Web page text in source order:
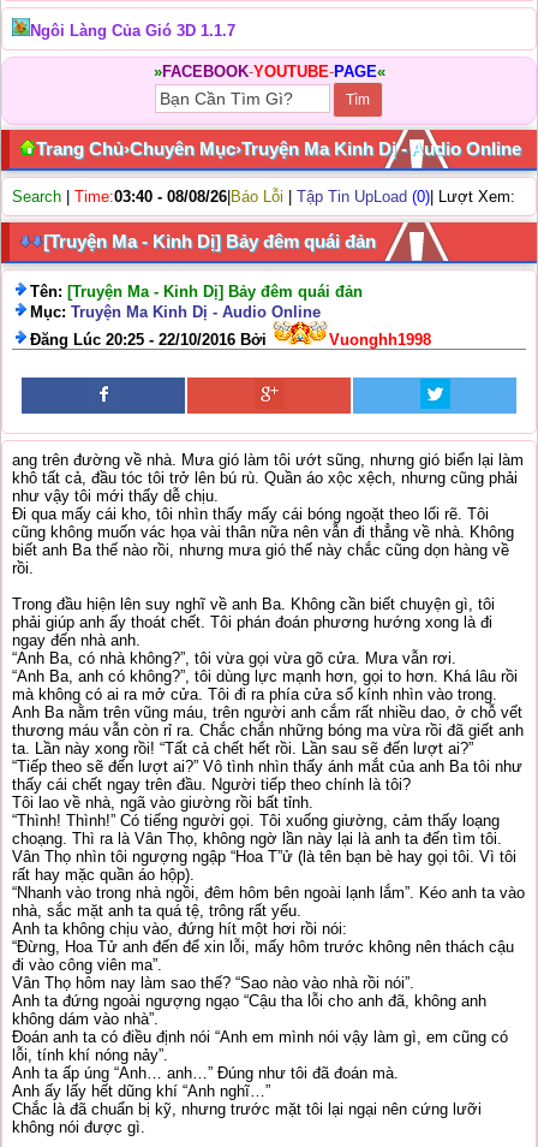
Ngôi Làng Của Gió 3D 1.1.7
»FACEBOOK-YOUTUBE-PAGE«
Trang Chủ›Chuyên Mục›Truyện Ma Kinh Dị - Audio Online
Search Time:03:40 - 08/08/26 Báo Lỗi Tập Tin UpLoad (0) | Lượt Xem:
[Truyện Ma - Kinh Dị] Bảy đêm quái đản
Tên: [Truyện Ma - Kinh Dị] Bảy đêm quái đản
Mục: Truyện Ma Kinh Dị - Audio Online
Đăng Lúc 20:25 - 22/10/2016 Bởi
Vuonghh1998
ang trên đường về nhà. Mưa gió làm tôi ướt sũng, nhưng gió biển lại làm
khô tất cả, đầu tóc tôi trở lên bú rù. Quần áo xộc xệch, nhưng cũng phải
như vậy tôi mới thấy dễ chịu.
Đi qua mấy cái kho, tôi nhìn thấy mấy cái bóng ngoặt theo lối rẽ. Tôi
cũng không muốn vác họa vài thân nữa nên vẫn đi thẳng về nhà. Không
biết anh Ba thế nào rồi, nhưng mưa gió thế này chắc cũng dọn hàng về
rồi.
Trong đầu hiện lên suy nghĩ về anh Ba. Không cần biết chuyện gì, tôi
phải giúp anh ấy thoát chết. Tôi phán đoán phương hướng xong là đi
ngay đến nhà anh.
“Anh Ba, có nhà không?”, tôi vừa gọi vừa gõ cửa. Mưa vẫn rơi.
“Anh Ba, anh có không?”, tôi dùng lực mạnh hơn, gọi to hơn. Khá lâu rồi
mà không có ai ra mở cửa. Tôi đi ra phía cửa sổ kính nhìn vào trong.
Anh Ba nằm trên vũng máu, trên người anh cắm rất nhiều dao, ở chỗ vết
thương máu vẫn còn rỉ ra. Chắc chắn những bóng ma vừa rồi đã giết anh
ta. Lần này xong rồi! “Tất cả chết hết rồi. Lần sau sẽ đến lượt ai?”
“Tiếp theo sẽ đến lượt ai?” Vô tình nhìn thấy ánh mắt của anh Ba tôi như
thấy cái chết ngay trên đầu. Người tiếp theo chính là tôi?
Tôi lao về nhà, ngã vào giường rồi bất tỉnh.
“Thình! Thình!” Có tiếng người gọi. Tôi xuống giường, cảm thấy loạng
choạng. Thì ra là Vân Thọ, không ngờ lần này lại là anh ta đến tìm tôi.
Vân Thọ nhìn tôi ngượng ngập “Hoa T”ử (là tên bạn bè hay gọi tôi. Vì tôi
rất hay mặc quần áo hộp).
“Nhanh vào trong nhà ngồi, đêm hôm bên ngoài lạnh lắm”. Kéo anh ta vào
nhà, sắc mặt anh ta quá tệ, trông rất yếu.
Anh ta không chịu vào, đứng hít một hơi rồi nói:
“Đừng, Hoa Tử anh đến để xin lỗi, mấy hôm trước không nên thách cậu
đi vào công viên ma”.
Vân Thọ hôm nay làm sao thế? “Sao nào vào nhà rồi nói”.
Anh ta đứng ngoài ngượng ngạo “Cậu tha lỗi cho anh đã, không anh
không dám vào nhà”.
Đoán anh ta có điều định nói “Anh em mình nói vậy làm gì, em cũng có
lỗi, tính khí nóng nảy”.
Anh ta ấp úng “Anh… anh…” Đúng như tôi đã đoán mà.
Anh ấy lấy hết dũng khí “Anh nghĩ…”
Chắc là đã chuẩn bị kỹ, nhưng trước mặt tôi lại ngại nên cứng lưỡi
không nói được gì.